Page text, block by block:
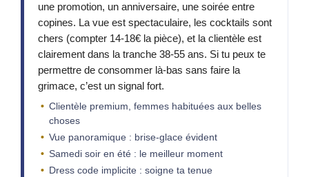
une promotion, un anniversaire, une soirée entre
copines. La vue est spectaculaire, les cocktails sont
chers (compter 14-18€ la pièce), et la clientèle est
clairement dans la tranche 38-55 ans. Si tu peux te
permettre de consommer là-bas sans faire la
grimace, c’est un signal fort.
Clientèle premium, femmes habituées aux belles
choses
Vue panoramique : brise-glace évident
Samedi soir en été : le meilleur moment
Dress code implicite : soigne ta tenue